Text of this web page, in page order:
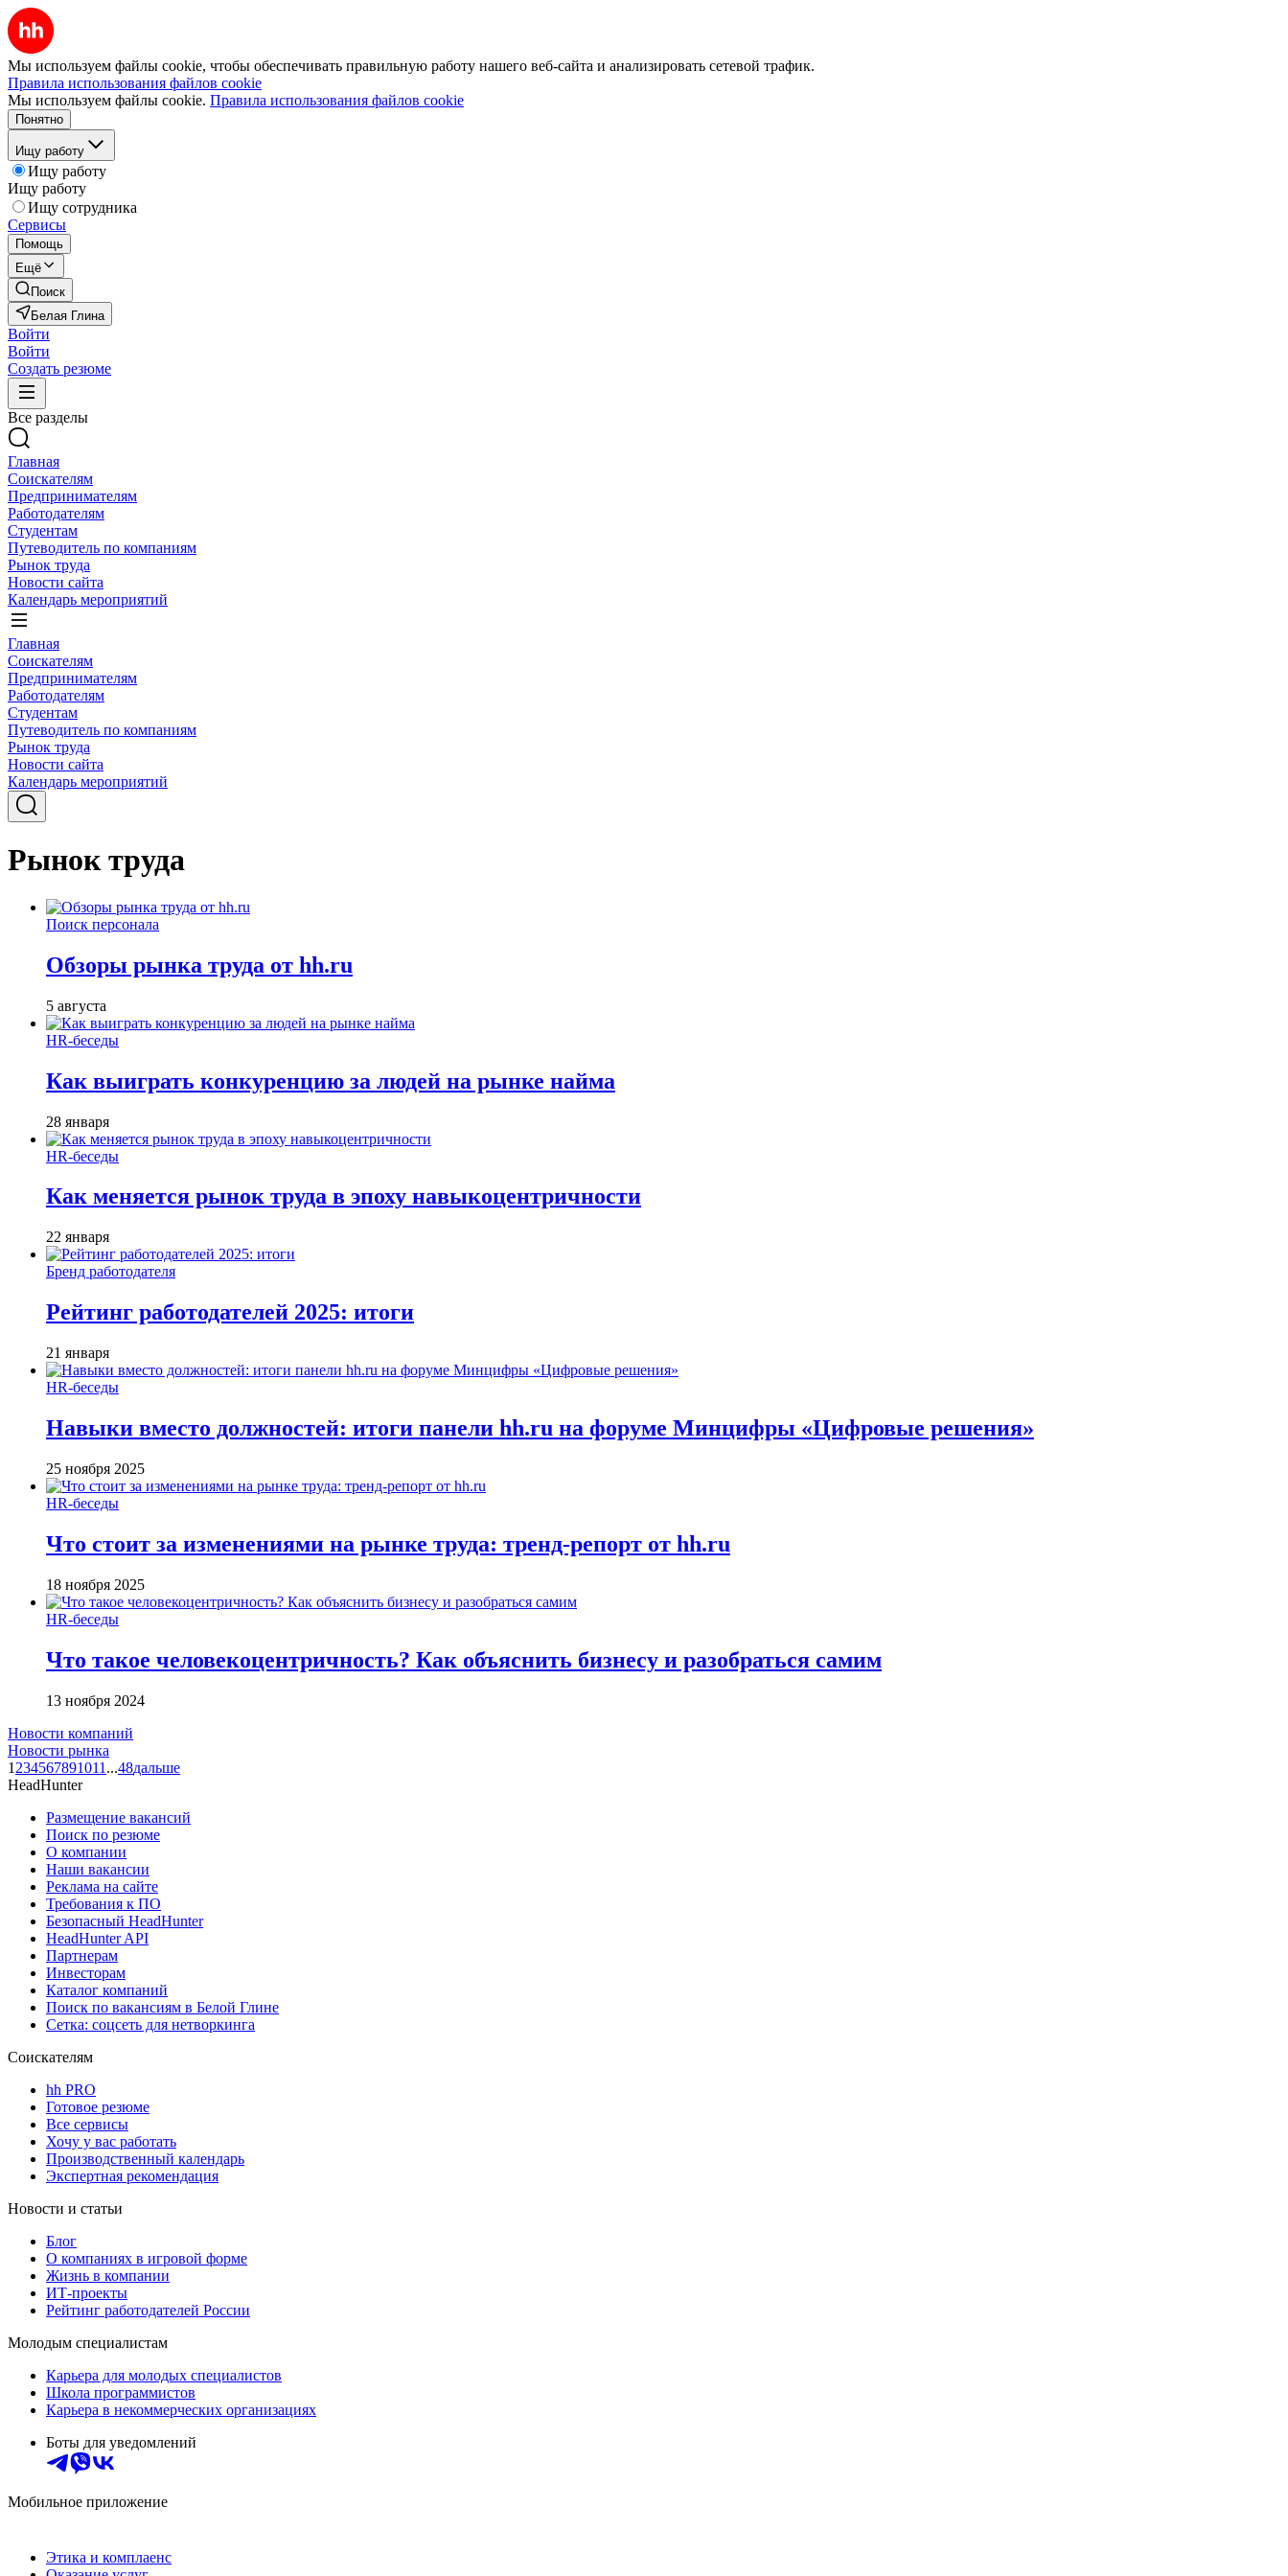
Мы используем файлы cookie, чтобы обеспечивать правильную работу нашего веб-сайта и анализировать сетевой трафик.
Правила использования файлов cookie
Мы используем файлы cookie. Правила использования файлов cookie
Понятно
Ищу работу
Ищу работу
Ищу работу
Ищу сотрудника
Сервисы
Помощь
Ещё
Поиск
Белая Глина
Войти
Войти
Создать резюме
Все разделы
Главная
Соискателям
Предпринимателям
Работодателям
Студентам
Путеводитель по компаниям
Рынок труда
Новости сайта
Календарь мероприятий
Главная
Соискателям
Предпринимателям
Работодателям
Студентам
Путеводитель по компаниям
Рынок труда
Новости сайта
Календарь мероприятий
Рынок труда
Поиск персонала
Обзоры рынка труда от hh.ru
5 августа
HR-беседы
Как выиграть конкуренцию за людей на рынке найма
28 января
HR-беседы
Как меняется рынок труда в эпоху навыкоцентричности
22 января
Бренд работодателя
Рейтинг работодателей 2025: итоги
21 января
HR-беседы
Навыки вместо должностей: итоги панели hh.ru на форуме Минцифры «Цифровые решения»
25 ноября 2025
HR-беседы
Что стоит за изменениями на рынке труда: тренд-репорт от hh.ru
18 ноября 2025
HR-беседы
Что такое человеко­центричность? Как объяснить бизнесу и разобраться самим
13 ноября 2024
Новости компаний
Новости рынка
1 234567891011 ...48дальше
HeadHunter
Размещение вакансий
Поиск по резюме
О компании
Наши вакансии
Реклама на сайте
Требования к ПО
Безопасный HeadHunter
HeadHunter API
Партнерам
Инвесторам
Каталог компаний
Поиск по вакансиям в Белой Глине
Сетка: соцсеть для нетворкинга
Соискателям
hh PRO
Готовое резюме
Все сервисы
Хочу у вас работать
Производственный календарь
Экспертная рекомендация
Новости и статьи
Блог
О компаниях в игровой форме
Жизнь в компании
ИТ-проекты
Рейтинг работодателей России
Молодым специалистам
Карьера для молодых специалистов
Школа программистов
Карьера в некоммерческих организациях
Боты для уведомлений
Мобильное приложение
Этика и комплаенс